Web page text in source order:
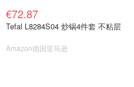
€72.87
Tefal L8284S04 炒锅4件套 不粘层
Amazon德国亚马逊